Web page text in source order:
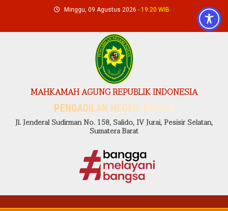
content
Minggu, 09 Agustus 2026 - 19:20 WIB
MAHKAMAH AGUNG REPUBLIK INDONESIA
PENGADILAN NEGERI PAINAN
Jl. Jenderal Sudirman No. 158, Salido, IV Jurai, Pesisir Selatan,
Sumatera Barat